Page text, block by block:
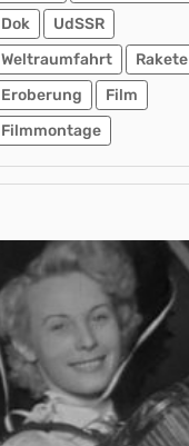
Dok
UdSSR
Weltraumfahrt
Rakete
Eroberung
Film
Filmmontage